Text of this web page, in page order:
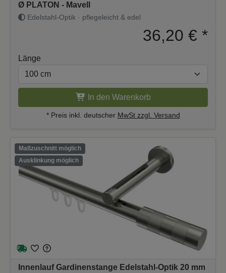
Ø PLATON - Mavell
Edelstahl-Optik · pflegeleicht & edel
36,20 € *
Länge
In den Warenkorb
* Preis inkl. deutscher MwSt zzgl. Versand
Maßzuschnitt möglich
Ausklinkung möglich
Innenlauf Gardinenstange Edelstahl-Optik 20 mm